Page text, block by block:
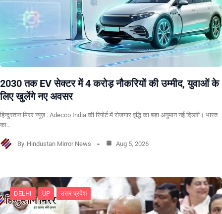
2030 तक EV सेक्टर में 4 करोड़ नौकरियों की उम्मीद, युवाओं के
लिए खुलेंगे नए अवसर
हिन्दुस्तान मिरर न्यूज़ : Adecco India की रिपोर्ट में रोजगार वृद्धि का बड़ा अनुमान नई दिल्ली। भारत
का…
By Hindustan Mirror News Aug 5, 2026
DELHI UP उत्तर प्रदेश